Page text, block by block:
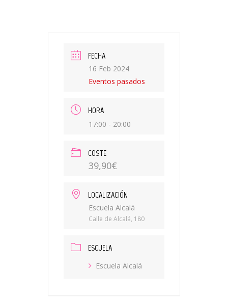
FECHA
16 Feb 2024
Eventos pasados
HORA
17:00 - 20:00
COSTE
39,90€
LOCALIZACIÓN
Escuela Alcalá
Calle de Alcalá, 180
ESCUELA
Escuela Alcalá